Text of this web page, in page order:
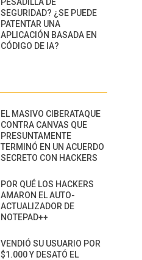
SEGURIDAD? ¿SE PUEDE
PATENTAR UNA
APLICACIÓN BASADA EN
CÓDIGO DE IA?
EL MASIVO CIBERATAQUE
CONTRA CANVAS QUE
PRESUNTAMENTE
TERMINÓ EN UN ACUERDO
SECRETO CON HACKERS
POR QUÉ LOS HACKERS
AMARON EL AUTO-
ACTUALIZADOR DE
NOTEPAD++
VENDIÓ SU USUARIO POR
$1.000 Y DESATÓ EL